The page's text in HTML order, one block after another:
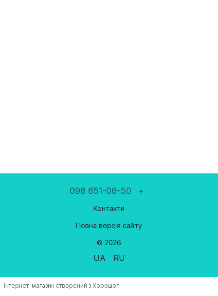
098 651-06-50 +
Контакти
Повна версія сайту
© 2026
UA RU
Інтернет-магазин створений з Хорошоп